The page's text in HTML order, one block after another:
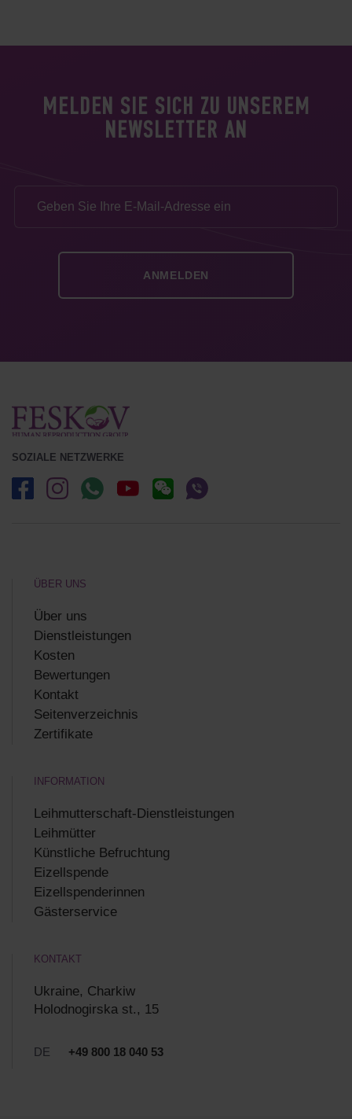
MELDEN SIE SICH ZU UNSEREM
NEWSLETTER AN
SOZIALE NETZWERKE
ÜBER UNS
Über uns
Dienstleistungen
Kosten
Bewertungen
Kontakt
Seitenverzeichnis
Zertifikate
INFORMATION
Leihmutterschaft-Dienstleistungen
Leihmütter
Künstliche Befruchtung
Eizellspende
Eizellspenderinnen
Gästerservice
KONTAKT
Ukraine, Charkiw
Holodnogirska st., 15
DE +49 800 18 040 53